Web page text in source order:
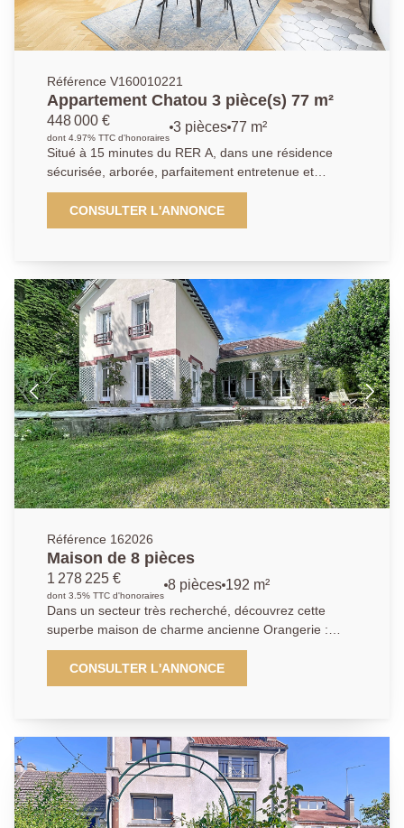
Référence V160010221
Appartement Chatou 3 pièce(s) 77 m²
448 000 €
dont 4.97% TTC d'honoraires
3 pièces 77 m²
Situé à 15 minutes du RER A, dans une résidence
sécurisée, arborée, parfaitement entretenue et
équipée d'un ascenseur, cet appartement 3 pièces
entièrement rénové offre un cadre de vie idéal alliant
calme, confort et proximité des transports.Il se
lave-vaisselle, micro-ondes).L'espace nuit comprend
deux chambres, dont une avec dressing intégré, ainsi
qu'une salle d'eau contemporaine, de nombreux
rangements et des toilettes séparés.Vous bénéficierez
de prestations haut de gamme : parquet en chêne
point de Hongrie, double vitrage, stores électriques.La
résidence dispose également d'un gardien, assurant
sécurité et tranquillité.Cet appartement est idéal pour
ceux recherchant un cadre de vie paisible. Un box en
sous-sol et une cave complètent le bien.
CONSULTER L'ANNONCE
Référence 162026
Maison de 8 pièces
1 278 225 €
dont 3.5% TTC d'honoraires
8 pièces 192 m²
Dans un secteur très recherché, découvrez cette
superbe maison de charme ancienne Orangerie :
offrant 8 pièces spacieuses et lumineuses. Dès
l'entrée, vous serez séduit par un vaste hall
desservant un élégant salon avec cheminée, un
première chambre avec sa salle d'eau privative
complète le rez-de-chaussée, apportant confort et
praticité. À l'étage, le palier dessert plusieurs espaces
nuit : deux chambres chacune dotée de leur propre
cabinet de toilette, une salle de bains, trois autres
CONSULTER L'ANNONCE